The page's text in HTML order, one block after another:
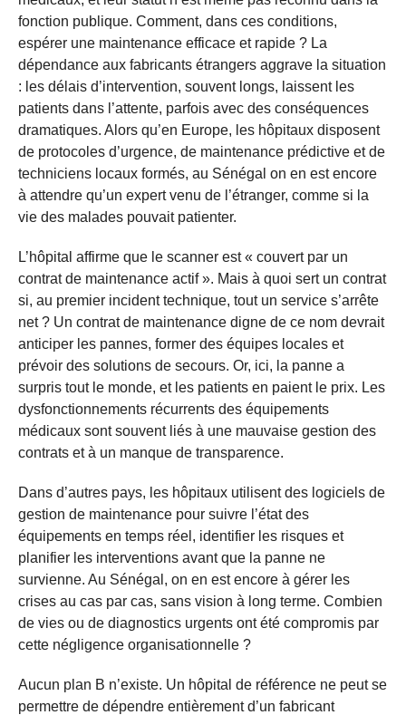
fonction publique. Comment, dans ces conditions,
espérer une maintenance efficace et rapide ? La
dépendance aux fabricants étrangers aggrave la situation
: les délais d’intervention, souvent longs, laissent les
patients dans l’attente, parfois avec des conséquences
dramatiques. Alors qu’en Europe, les hôpitaux disposent
de protocoles d’urgence, de maintenance prédictive et de
techniciens locaux formés, au Sénégal on en est encore
à attendre qu’un expert venu de l’étranger, comme si la
vie des malades pouvait patienter.
L’hôpital affirme que le scanner est « couvert par un
contrat de maintenance actif ». Mais à quoi sert un contrat
si, au premier incident technique, tout un service s’arrête
net ? Un contrat de maintenance digne de ce nom devrait
anticiper les pannes, former des équipes locales et
prévoir des solutions de secours. Or, ici, la panne a
surpris tout le monde, et les patients en paient le prix. Les
dysfonctionnements récurrents des équipements
médicaux sont souvent liés à une mauvaise gestion des
contrats et à un manque de transparence.
Dans d’autres pays, les hôpitaux utilisent des logiciels de
gestion de maintenance pour suivre l’état des
équipements en temps réel, identifier les risques et
planifier les interventions avant que la panne ne
survienne. Au Sénégal, on en est encore à gérer les
crises au cas par cas, sans vision à long terme. Combien
de vies ou de diagnostics urgents ont été compromis par
cette négligence organisationnelle ?
Aucun plan B n’existe. Un hôpital de référence ne peut se
permettre de dépendre entièrement d’un fabricant